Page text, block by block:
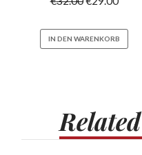
IN DEN WARENKORB
Related